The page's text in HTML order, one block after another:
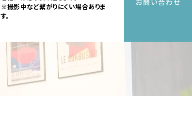
※撮影中など繋がりにくい場合ありま
す。
お問い合わせ